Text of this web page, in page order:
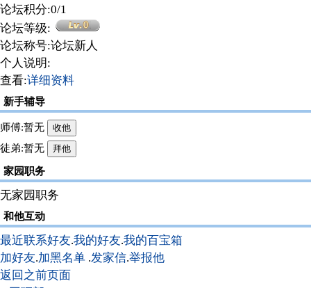
论坛积分:0/1
论坛等级:
论坛称号:论坛新人
个人说明:
查看:详细资料
新手辅导
师傅:暂无
徒弟:暂无
家园职务
无家园职务
和他互动
最近联系好友.我的好友.我的百宝箱
加好友.加黑名单 .发家信.举报他
返回之前页面